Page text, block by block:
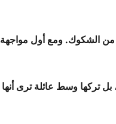
من الشكوك. ومع أول
تركها وسط عائلة ترى